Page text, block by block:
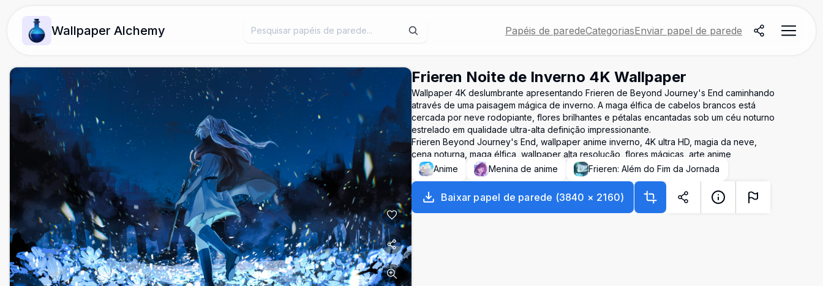
Wallpaper Alchemy Papéis de paredeCategoriasEnviar papel de parede
Frieren Noite de Inverno 4K Wallpaper
Wallpaper 4K deslumbrante apresentando Frieren de Beyond Journey's End caminhando
através de uma paisagem mágica de inverno. A maga élfica de cabelos brancos está
cercada por neve rodopiante, flores brilhantes e pétalas encantadas sob um céu noturno
estrelado em qualidade ultra-alta definição impressionante.
Frieren Beyond Journey's End, wallpaper anime inverno, 4K ultra HD, magia da neve,
cena noturna, maga élfica, wallpaper alta resolução, flores mágicas, arte anime
Anime
Menina de anime Frieren: Além do Fim da Jornada
Baixar papel de parede (3840 × 2160)